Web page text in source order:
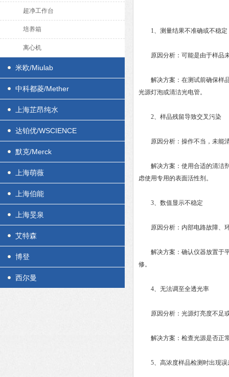
超净工作台
培养箱
离心机
米欧/Miulab
中科都菱/Mether
上海芷昂纯水
达铂优/WSCIENCE
默克/Merck
上海萌薇
上海伯能
上海旻泉
艾特森
博登
西尔曼
1、测量结果不准确或不稳定
原因分析：可能是由于样品未
解决方案：在测试前确保样品
光源灯泡或清洁光电管。
2、样品残留导致交叉污染
原因分析：操作不当，未能清
解决方案：使用合适的清洁剂
虑使用专用的表面活性剂。
3、数值显示不稳定
原因分析：内部电路故障、环
解决方案：确认仪器放置于平
修。
4、无法调至全透光率
原因分析：光源灯亮度不足
解决方案：检查光源是否正常
5、高浓度样品检测时出现误